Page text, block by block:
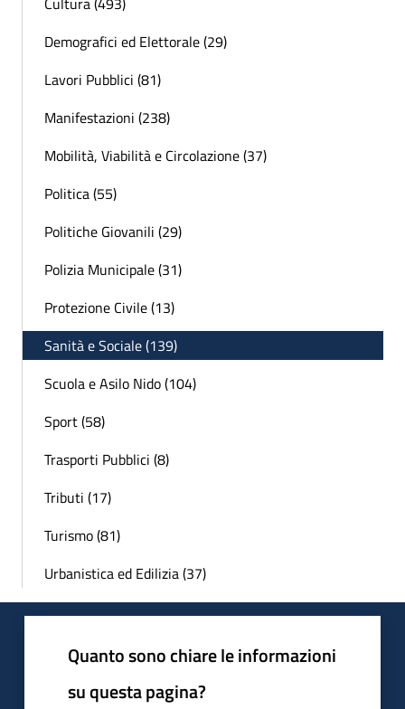
Demografici ed Elettorale (29)
Lavori Pubblici (81)
Manifestazioni (238)
Mobilità, Viabilità e Circolazione (37)
Politica (55)
Politiche Giovanili (29)
Polizia Municipale (31)
Protezione Civile (13)
Sanità e Sociale (139)
Scuola e Asilo Nido (104)
Sport (58)
Trasporti Pubblici (8)
Tributi (17)
Turismo (81)
Urbanistica ed Edilizia (37)
Quanto sono chiare le informazioni
su questa pagina?